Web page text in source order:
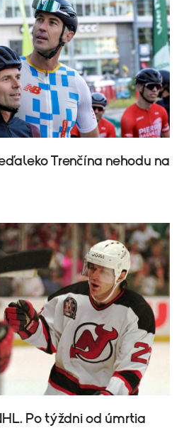
Trenčína nehodu na
Po týždni od úmrtia